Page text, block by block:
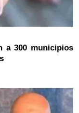
a 300 municipios